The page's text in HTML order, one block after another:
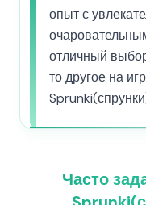
опыт с
отличный
то другое на
Часто